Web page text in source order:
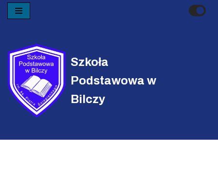
treści
Szkoła
Podstawowa w
Bilczy